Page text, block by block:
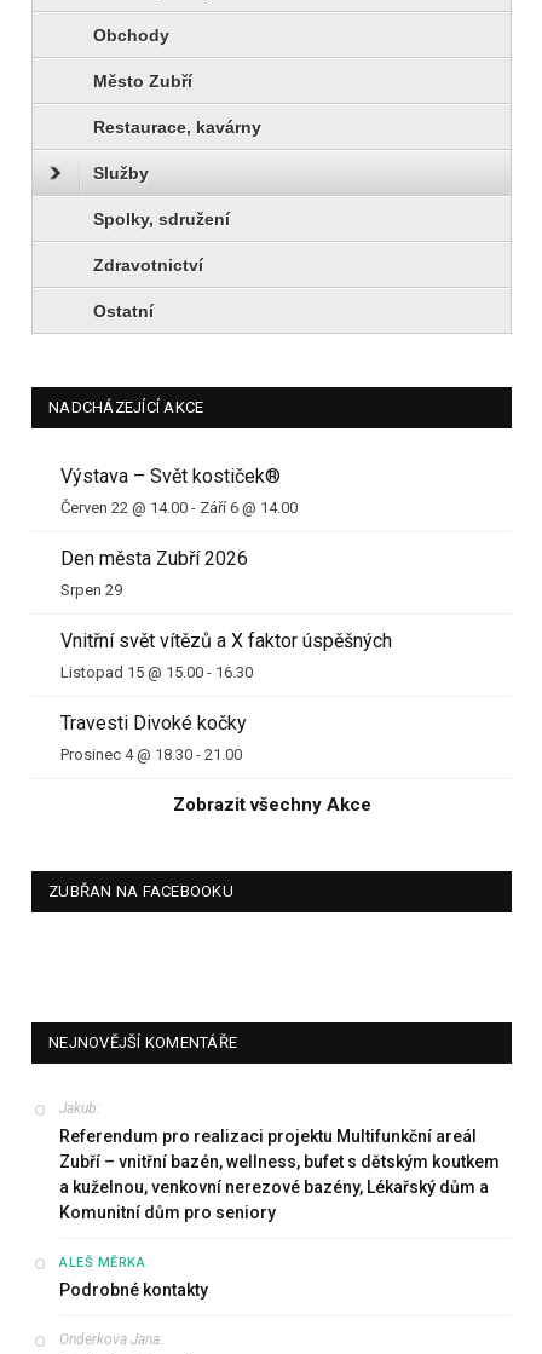
Obchody
Město Zubří
Restaurace, kavárny
Služby
Spolky, sdružení
Zdravotnictví
Ostatní
NADCHÁZEJÍCÍ AKCE
Výstava – Svět kostiček®
Červen 22 @ 14.00 - Září 6 @ 14.00
Den města Zubří 2026
Srpen 29
Vnitřní svět vítězů a X faktor úspěšných
Listopad 15 @ 15.00 - 16.30
Travesti Divoké kočky
Prosinec 4 @ 18.30 - 21.00
Zobrazit všechny Akce
ZUBŘAN NA FACEBOOKU
NEJNOVĚJŠÍ KOMENTÁŘE
Jakub:
Referendum pro realizaci projektu Multifunkční areál
Zubří – vnitřní bazén, wellness, bufet s dětským koutkem
a kuželnou, venkovní nerezové bazény, Lékařský dům a
Komunitní dům pro seniory
ALEŠ MĚRKA:
Podrobné kontakty
Onderkova Jana: